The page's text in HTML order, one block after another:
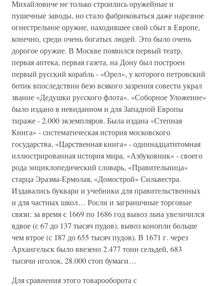
Михайловиче не только строились оружейные и
пушечные заводы, но стало фабриковаться даже нарезное
огнестрельное оружие, находившее свой сбыт в Европе,
конечно, среди очень богатых людей. Это было очень
дорогое оружие. В Москве появился первый театр,
первая аптека, первая газета, на Дону был построен
первый русский корабль - «Орел», у которого петровский
ботик впоследствии безо всякого зазрения совести украл
звание «Дедушки русского флота». «Соборное Уложение»
было издано в невиданном и для Западной Европы
тираже - 2.000 экземпляров. Была издана «Степная
Книга» - систематическая история московского
государства, «Царственная книга» - одиннадцатитомная
иллюстрированная история мира, «Азбуковник» - своего
рода энциклопедический словарь, «Правительница»
старца Эразма-Ермолая, «Домострой» Сильвестра.
Издавались буквари и учебники для правительственных
и для частных школ… Росли и заграничные торговые
связи: за время с 1669 по 1686 год вывоз льна увеличился
вдвое (с 67 до 137 тысяч пудов), вывоз конопли больше
чем втрое (с 187 до 655 тысяч пудов). В 1671 г. через
Архангельск было ввезено 2.477 тонн сельдей, 683
тысячи иголок, 28.000 стоп бумаги…
Для сравнения этого товарооборота с